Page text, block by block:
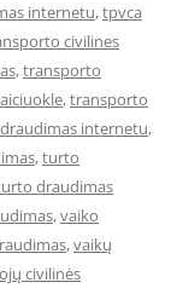
internetu,tpvca
civilines
,transporto
,transporto
internetu,
,turto
draudimas
,vaiko
,vaikų
civilinės